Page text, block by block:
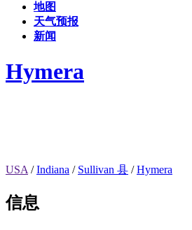
地图
天气预报
新闻
Hymera
USA /Indiana / Sullivan 县 /Hymera
信息